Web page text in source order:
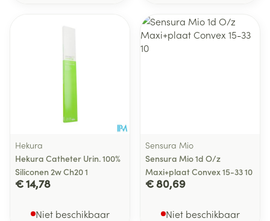
Hekura
Hekura Catheter Urin. 100%
Siliconen 2w Ch20 1
€ 14,78
Niet beschikbaar
Sensura Mio
Sensura Mio 1d O/z
Maxi+plaat Convex 15-33 10
€ 80,69
Niet beschikbaar